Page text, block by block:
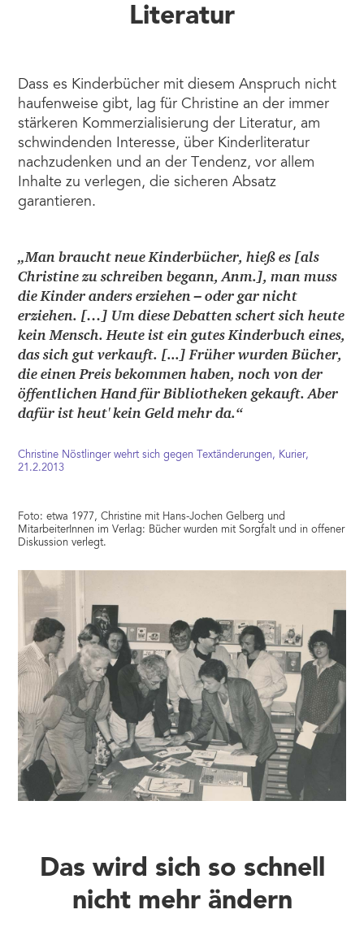
Literatur
Dass es Kinderbücher mit diesem Anspruch nicht
haufenweise gibt, lag für Christine an der immer
stärkeren Kommerzialisierung der Literatur, am
schwindenden Interesse, über Kinderliteratur
nachzudenken und an der Tendenz, vor allem
Inhalte zu verlegen, die sicheren Absatz
garantieren.
„Man braucht neue Kinderbücher, hieß es [als
Christine zu schreiben begann, Anm.], man muss
die Kinder anders erziehen – oder gar nicht
erziehen. […] Um diese Debatten schert sich heute
kein Mensch. Heute ist ein gutes Kinderbuch eines,
das sich gut verkauft. [...] Früher wurden Bücher,
die einen Preis bekommen haben, noch von der
öffentlichen Hand für Bibliotheken gekauft. Aber
dafür ist heut' kein Geld mehr da.“
Christine Nöstlinger wehrt sich gegen Textänderungen, Kurier,
21.2.2013
Foto: etwa 1977, Christine mit Hans-Jochen Gelberg und
MitarbeiterInnen im Verlag: Bücher wurden mit Sorgfalt und in offener
Diskussion verlegt.
Das wird sich so schnell
nicht mehr ändern